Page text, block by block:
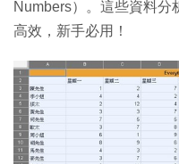
Numbers）。這些資料分
高效，新手必用！